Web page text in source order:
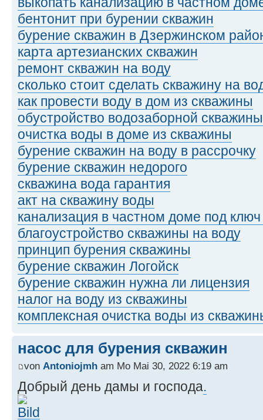
бентонит при бурении скважин
бурение скважин в Дзержинском
карта артезианских скважин
ремонт скважин на воду
сколько стоит сделать скважину на
как провести воду в дом из скважины
обустройство водозаборной скважины
очистка воды в доме из скважины
бурение скважин на воду в рассрочку
бурение скважин недорого
скважина вода гарантия
акт на скважину воды
канализация в частном доме под
благоустройство скважины на воду
принцип бурения скважины
бурение скважин Логойск
бурение скважин нужна ли лицензия
налог на воду из скважины
комплексная очистка воды из
насос для бурения скважин
von Antoniojmh am Mo Mai 30, 2022 6:19 am
Добрый день дамы и господа.